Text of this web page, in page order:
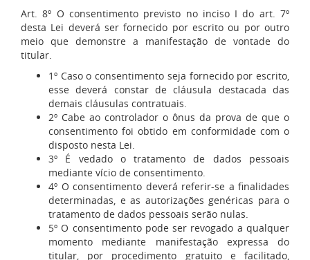
Art. 8º O consentimento previsto no inciso I do art. 7º
desta Lei deverá ser fornecido por escrito ou por outro
meio que demonstre a manifestação de vontade do
titular.
1º Caso o consentimento seja fornecido por escrito,
esse deverá constar de cláusula destacada das
demais cláusulas contratuais.
2º Cabe ao controlador o ônus da prova de que o
consentimento foi obtido em conformidade com o
disposto nesta Lei.
3º É vedado o tratamento de dados pessoais
mediante vício de consentimento.
4º O consentimento deverá referir-se a finalidades
determinadas, e as autorizações genéricas para o
tratamento de dados pessoais serão nulas.
5º O consentimento pode ser revogado a qualquer
momento mediante manifestação expressa do
titular, por procedimento gratuito e facilitado,